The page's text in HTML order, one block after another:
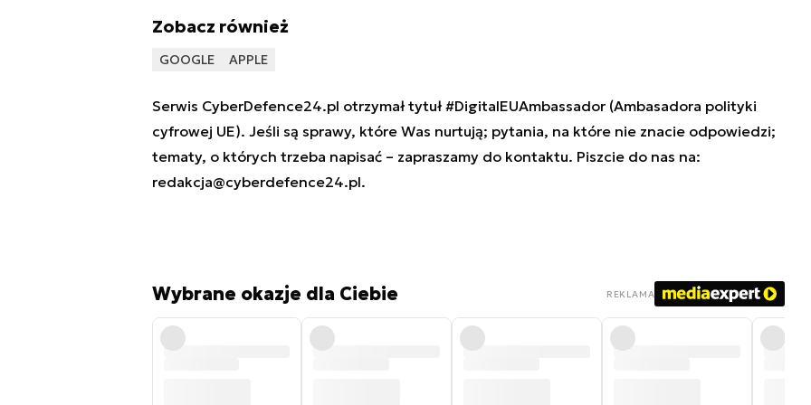
Zobacz również
GOOGLE APPLE
Serwis CyberDefence24.pl otrzymał tytuł #DigitalEUAmbassador (Ambasadora polityki
cyfrowej UE). Jeśli są sprawy, które Was nurtują; pytania, na które nie znacie odpowiedzi;
tematy, o których trzeba napisać – zapraszamy do kontaktu. Piszcie do nas na:
redakcja@cyberdefence24.pl.
Wybrane okazje dla Ciebie REKLAMA